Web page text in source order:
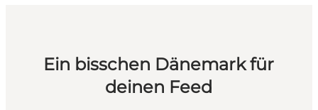
Ein bisschen Dänemark für
deinen Feed